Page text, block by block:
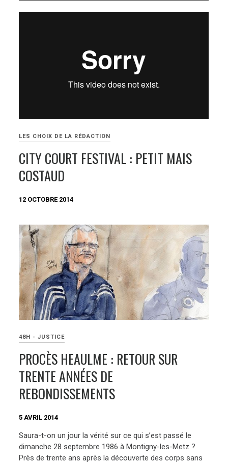
LES CHOIX DE LA RÉDACTION
CITY COURT FESTIVAL : PETIT MAIS
COSTAUD
12 OCTOBRE 2014
48H - JUSTICE
PROCÈS HEAULME : RETOUR SUR
TRENTE ANNÉES DE
REBONDISSEMENTS
5 AVRIL 2014
Saura-t-on un jour la vérité sur ce qui s’est passé le
dimanche 28 septembre 1986 à Montigny-les-Metz ?
Près de trente ans après la découverte des corps sans